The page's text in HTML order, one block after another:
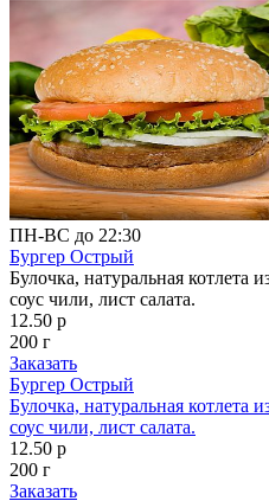
ПН-ВС до 22:30
Бургер Острый
Булочка, натуральная котлета
соус чили, лист салата.
12.50 р
200 г
Заказать
Бургер Острый
Булочка, натуральная котлета
соус чили, лист салата.
12.50 р
200 г
Заказать